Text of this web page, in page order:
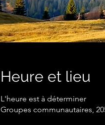
Heure et lieu
L'heure est à déterminer
Groupes communautaires,